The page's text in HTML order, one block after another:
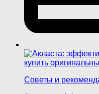
Советы и